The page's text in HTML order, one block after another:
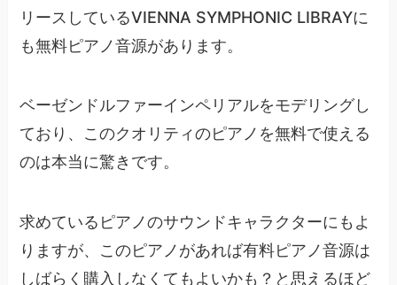
リースしているVIENNA SYMPHONIC LIBRAYに
も無料ピアノ音源があります。
ベーゼンドルファーインペリアルをモデリングし
ており、このクオリティのピアノを無料で使える
のは本当に驚きです。
求めているピアノのサウンドキャラクターにもよ
りますが、このピアノがあれば有料ピアノ音源は
しばらく購入しなくてもよいかも？と思えるほど